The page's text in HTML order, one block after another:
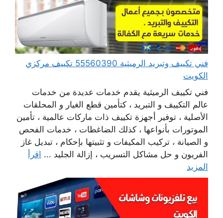
فني تكييف وتبريد الرميثية 55560390 تكييف مركزي
الكويت
فني تكييف الرميثية يقدم خدمات عديدة من خدمات
عالم التكييف و التبريد ، كتأمين قطع الغيار و المحلقات
الأصلية ، توفير أجهزة تكييف ذات ماركات عالمية ، تأمين
الموتورات بأنواعها ، كذلك الضاغطات ، خدمات الفحص
و الصيانة ، تركيب المكيفات و تثبيتها بإحكام ، تبديل غاز
الفريون و حل مشاكل التسريب ، إزالة الجليد ... اقرأ
المزيد